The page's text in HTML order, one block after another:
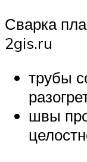
Сварка
2gis.ru
трубы
швы